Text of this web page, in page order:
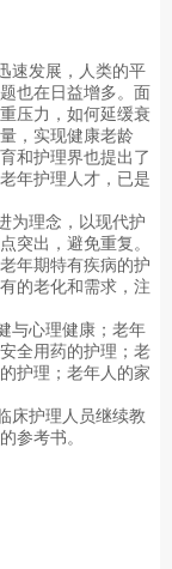
速发展，人类的平
也在日益增多。面
压力，如何延缓衰
，实现健康老龄
和护理界也提出了
年护理人才，已是
为理念，以现代护
突出，避免重复。
年期特有疾病的护
的老化和需求，注
与心理健康；老年
全用药的护理；老
护理；老年人的家
床护理人员继续教
参考书。